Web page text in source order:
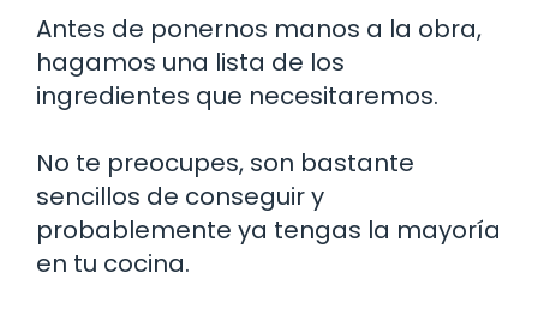
Antes de ponernos manos a la obra,
hagamos una lista de los
ingredientes que necesitaremos.
No te preocupes, son bastante
sencillos de conseguir y
probablemente ya tengas la mayoría
en tu cocina.